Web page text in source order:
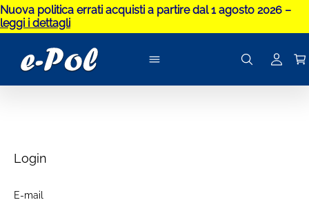
Nuova politica errati acquisti a partire dal 1 agosto 2026 –
leggi i dettagli
Login
E-mail